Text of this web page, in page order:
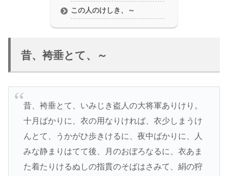
この人のけしき、～
昔、袴垂とて、～
昔、袴垂とて、いみじき盗人の大将軍ありけり。
十月ばかりに、衣の用なりければ、衣少しまうけ
んとて、うかがひ歩きけるに、夜中ばかりに、人
みな静まりはてて後、月のおぼろなるに、衣あま
た着たりけるぬしの指貫のそばはさみて、絹の狩